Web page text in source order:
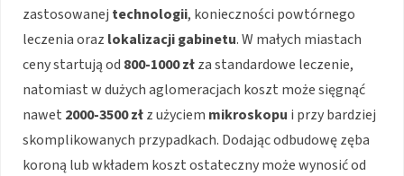
zastosowanej technologii, konieczności powtórnego
leczenia oraz lokalizacji gabinetu. W małych miastach
ceny startują od 800-1000 złza standardowe leczenie,
natomiast w dużych aglomeracjach koszt może sięgnąć
nawet 2000-3500 złz użyciem mikroskopu i przy bardziej
skomplikowanych przypadkach. Dodając odbudowę zęba
koroną lub wkładem koszt ostateczny może wynosić od